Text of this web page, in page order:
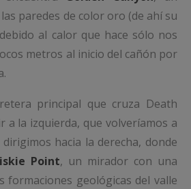
paredes de color oro (de ahí su
al calor que hace sólo nos
metros al inicio del cañón por
principal que cruza Death
a la izquierda, que volveríamos a
hacia la derecha, donde
Point, un mirador con una
formaciones geológicas del valle